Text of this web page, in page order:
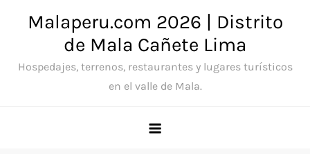
Malaperu.com 2026 | Distrito
de Mala Cañete Lima
Hospedajes, terrenos, restaurantes y lugares turísticos
en el valle de Mala.